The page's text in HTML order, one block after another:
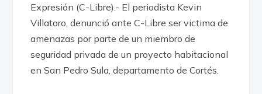
Expresión (C-Libre).- El periodista Kevin
Villatoro, denunció ante C-Libre ser victima de
amenazas por parte de un miembro de
seguridad privada de un proyecto habitacional
en San Pedro Sula, departamento de Cortés.